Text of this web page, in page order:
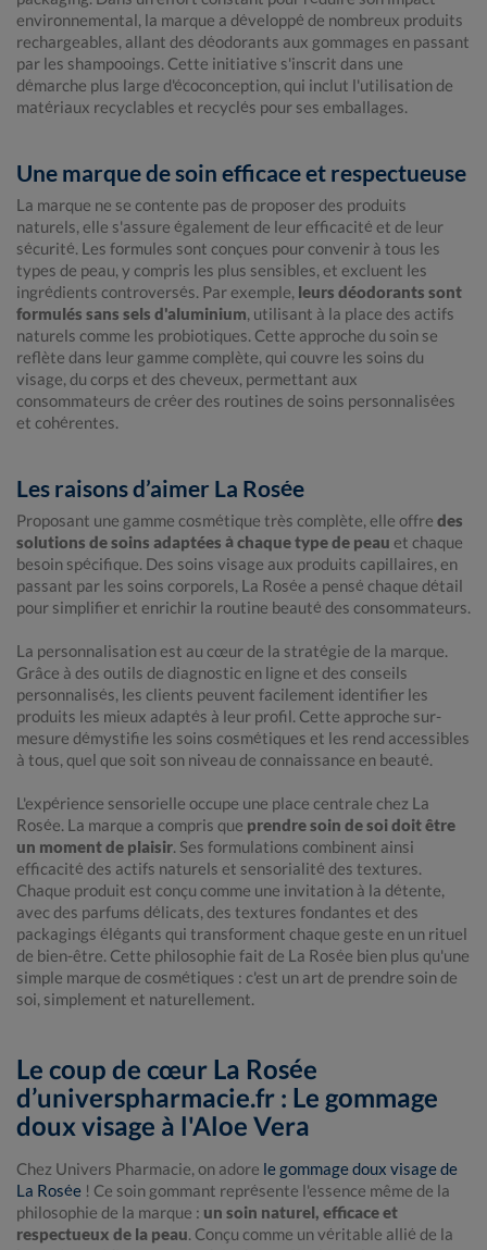
environnemental, la marque a développé de nombreux produits
rechargeables, allant des déodorants aux gommages en passant
par les shampooings. Cette initiative s'inscrit dans une
démarche plus large d'écoconception, qui inclut l'utilisation de
matériaux recyclables et recyclés pour ses emballages.
Une marque de soin efficace et respectueuse
La marque ne se contente pas de proposer des produits
naturels, elle s'assure également de leur efficacité et de leur
sécurité. Les formules sont conçues pour convenir à tous les
types de peau, y compris les plus sensibles, et excluent les
ingrédients controversés. Par exemple, leurs déodorants sont
formulés sans sels d'aluminium, utilisant à la place des actifs
naturels comme les probiotiques. Cette approche du soin se
reflète dans leur gamme complète, qui couvre les soins du
visage, du corps et des cheveux, permettant aux
consommateurs de créer des routines de soins personnalisées
et cohérentes.
Les raisons d’aimer La Rosée
Proposant une gamme cosmétique très complète, elle offre des
solutions de soins adaptées à chaque type de peau et chaque
besoin spécifique. Des soins visage aux produits capillaires, en
passant par les soins corporels, La Rosée a pensé chaque détail
pour simplifier et enrichir la routine beauté des consommateurs.
La personnalisation est au cœur de la stratégie de la marque.
Grâce à des outils de diagnostic en ligne et des conseils
personnalisés, les clients peuvent facilement identifier les
produits les mieux adaptés à leur profil. Cette approche sur-
mesure démystifie les soins cosmétiques et les rend accessibles
à tous, quel que soit son niveau de connaissance en beauté.
L'expérience sensorielle occupe une place centrale chez La
Rosée. La marque a compris que prendre soin de soi doit être
un moment de plaisir. Ses formulations combinent ainsi
efficacité des actifs naturels et sensorialité des textures.
Chaque produit est conçu comme une invitation à la détente,
avec des parfums délicats, des textures fondantes et des
packagings élégants qui transforment chaque geste en un rituel
de bien-être. Cette philosophie fait de La Rosée bien plus qu'une
simple marque de cosmétiques : c'est un art de prendre soin de
soi, simplement et naturellement.
Le coup de cœur La Rosée
d’universpharmacie.fr : Le gommage
doux visage à l'Aloe Vera
Chez Univers Pharmacie, on adore le gommage doux visage de
La Rosée ! Ce soin gommant représente l'essence même de la
philosophie de la marque : un soin naturel, efficace et
respectueux de la peau. Conçu comme un véritable allié de la